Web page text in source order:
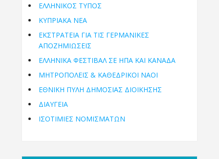
ΕΛΛΗΝΙΚΟΣ ΤΥΠΟΣ
ΚΥΠΡΙΑΚΑ ΝΕΑ
ΕΚΣΤΡΑΤΕΙΑ ΓΙΑ ΤΙΣ ΓΕΡΜΑΝΙΚΕΣ
ΑΠΟΖΗΜΙΩΣΕΙΣ
ΕΛΛΗΝΙΚΆ ΦΕΣΤΙΒΆΛ ΣΕ ΗΠΑ ΚΑΙ ΚΑΝΑΔΑ
ΜΗΤΡΟΠΌΛΕΙΣ & ΚΑΘΕΔΡΙΚΟΊ ΝΑΟΊ
ΕΘΝΙΚΉ ΠΎΛΗ ΔΗΜΌΣΙΑΣ ΔΙΟΊΚΗΣΗΣ
ΔΙΑΥΓΕΙΑ
ΙΣΟΤΙΜΙΕΣ ΝΟΜΙΣΜΑΤΩΝ